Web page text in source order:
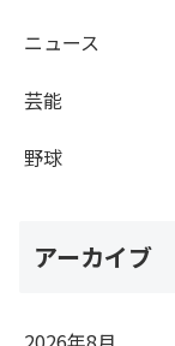
ニュース
芸能
野球
アーカイブ